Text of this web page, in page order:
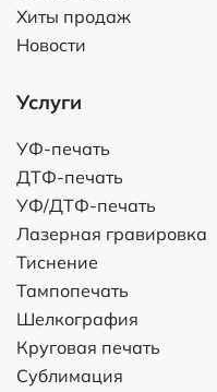
Хиты продаж
Новости
Услуги
УФ-печать
ДТФ-печать
УФ/ДТФ-печать
Лазерная гравировка
Тиснение
Тампопечать
Шелкография
Круговая печать
Сублимация